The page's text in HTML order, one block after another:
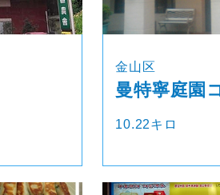
金山区
曼特寧庭園
10.22キロ